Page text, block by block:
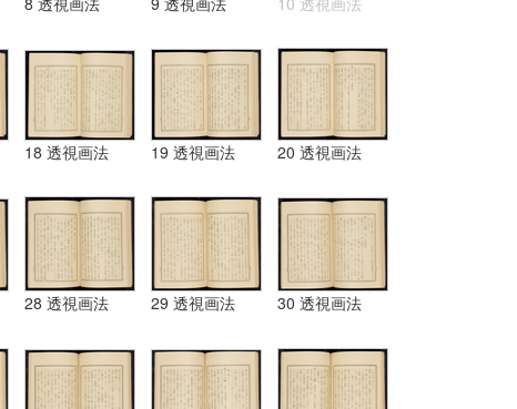
18 透視画法 19 透視画法 20 透視画法
28 透視画法 29 透視画法 30 透視画法